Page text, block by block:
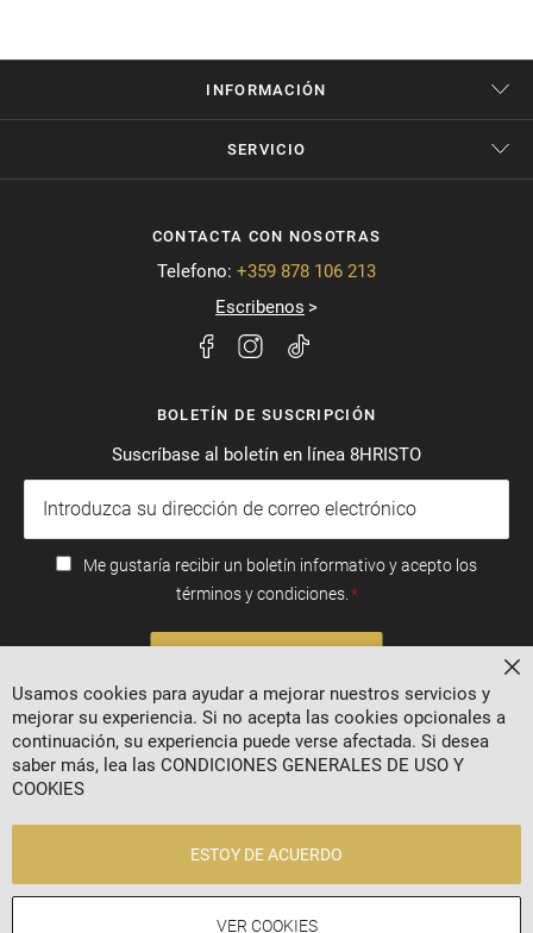
INFORMACIÓN
SERVICIO
CONTACTA CON NOSOTRAS
Telefono: +359 878 106 213
Escribenos
BOLETÍN DE SUSCRIPCIÓN
Suscríbase al boletín en línea 8HRISTO
Me gustaría recibir un boletín informativo y acepto los
términos y condiciones.
Usamos cookies para ayudar a mejorar nuestros servicios y
mejorar su experiencia. Si no acepta las cookies opcionales a
continuación, su experiencia puede verse afectada. Si desea
saber más, lea las CONDICIONES GENERALES DE USO Y
COOKIES
ESTOY DE ACUERDO
VER COOKIES